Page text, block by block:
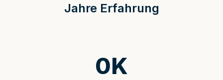
Jahre Erfahrung
0K